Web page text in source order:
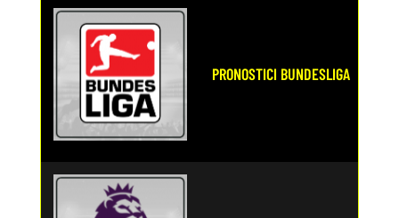
PRONOSTICI BUNDESLIGA